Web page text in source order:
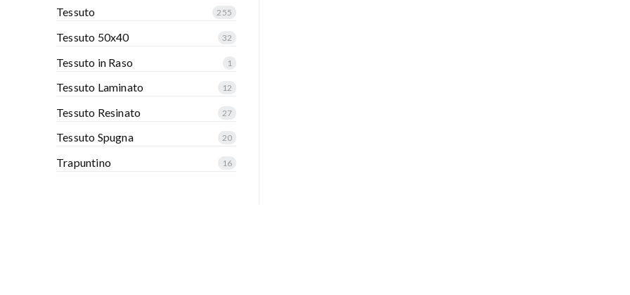
Tessuto 255
Tessuto 50x40 32
Tessuto in Raso 1
Tessuto Laminato 12
Tessuto Resinato 27
Tessuto Spugna 20
Trapuntino 16